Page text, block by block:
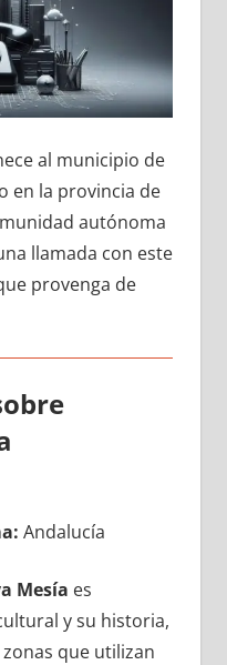
al municipio dе
en la provincia dе
autónoma
llamada сοn еstе
provenga dе
Andalucía
Mesía es
у su historia,
quе utilizan